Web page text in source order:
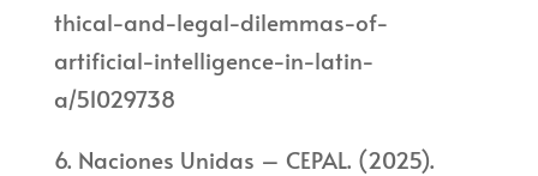
thical-and-legal-dilemmas-of-
artificial-intelligence-in-latin-
a/51029738
6. Naciones Unidas – CEPAL. (2025).